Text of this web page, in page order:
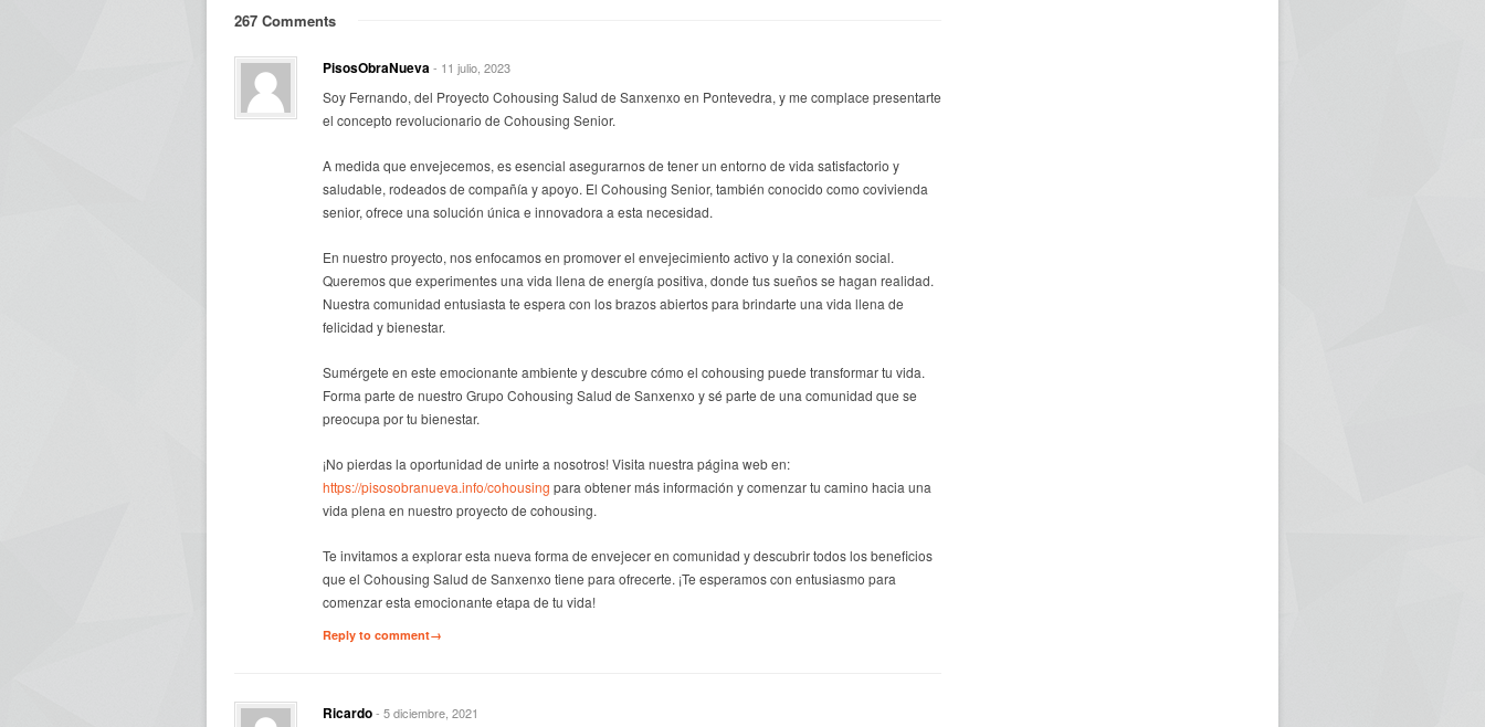
267 Comments
PisosObraNueva- 11 julio, 2023
Soy Fernando, del Proyecto Cohousing Salud de Sanxenxo en Pontevedra, y me complace presentarte
el concepto revolucionario de Cohousing Senior.
A medida que envejecemos, es esencial asegurarnos de tener un entorno de vida satisfactorio y
saludable, rodeados de compañía y apoyo. El Cohousing Senior, también conocido como covivienda
senior, ofrece una solución única e innovadora a esta necesidad.
En nuestro proyecto, nos enfocamos en promover el envejecimiento activo y la conexión social.
Queremos que experimentes una vida llena de energía positiva, donde tus sueños se hagan realidad.
Nuestra comunidad entusiasta te espera con los brazos abiertos para brindarte una vida llena de
felicidad y bienestar.
Sumérgete en este emocionante ambiente y descubre cómo el cohousing puede transformar tu vida.
Forma parte de nuestro Grupo Cohousing Salud de Sanxenxo y sé parte de una comunidad que se
preocupa por tu bienestar.
¡No pierdas la oportunidad de unirte a nosotros! Visita nuestra página web en:
https://pisosobranueva.info/cohousing para obtener más información y comenzar tu camino hacia una
vida plena en nuestro proyecto de cohousing.
Te invitamos a explorar esta nueva forma de envejecer en comunidad y descubrir todos los beneficios
que el Cohousing Salud de Sanxenxo tiene para ofrecerte. ¡Te esperamos con entusiasmo para
comenzar esta emocionante etapa de tu vida!
Reply to comment→
Ricardo- 5 diciembre, 2021